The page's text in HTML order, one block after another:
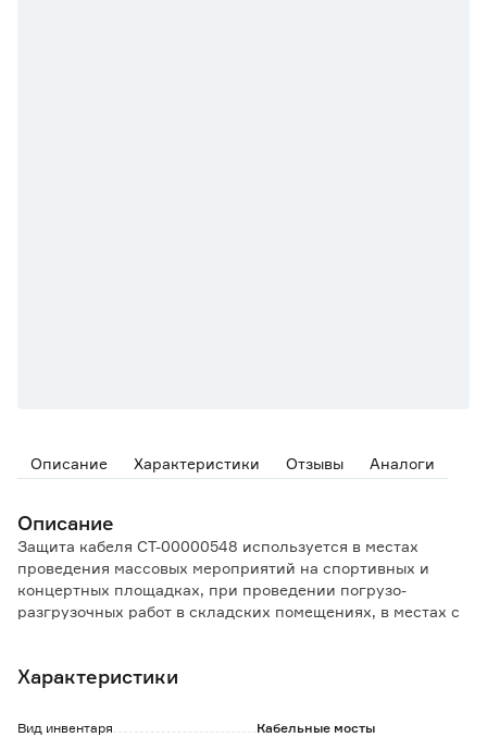
Описание Характеристики Отзывы Аналоги
Описание
Защита кабеля СТ-00000548 используется в местах
проведения массовых мероприятий на спортивных и
концертных площадках, при проведении погрузо-
разгрузочных работ в складских помещениях, в местах с
Особенности и преимущества:
кабелей и шлангов, а также пожарных рукавов с высокой
Характеристики
Вид инвентаря Кабельные мосты